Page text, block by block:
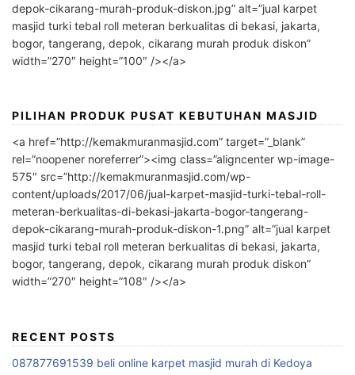
depok-cikarang-murah-produk-diskon.jpg” alt=”jual karpet
masjid turki tebal roll meteran berkualitas di bekasi, jakarta,
bogor, tangerang, depok, cikarang murah produk diskon”
width=”270″ height=”100″ /></a>
PILIHAN PRODUK PUSAT KEBUTUHAN MASJID
<a href=”http://kemakmuranmasjid.com” target=”_blank”
rel=”noopener noreferrer”><img class=”aligncenter wp-image-
575″ src=”http://kemakmuranmasjid.com/wp-
content/uploads/2017/06/jual-karpet-masjid-turki-tebal-roll-
meteran-berkualitas-di-bekasi-jakarta-bogor-tangerang-
depok-cikarang-murah-produk-diskon-1.png” alt=”jual karpet
masjid turki tebal roll meteran berkualitas di bekasi, jakarta,
bogor, tangerang, depok, cikarang murah produk diskon”
width=”270″ height=”108″ /></a>
RECENT POSTS
087877691539 beli online karpet masjid murah di Kedoya